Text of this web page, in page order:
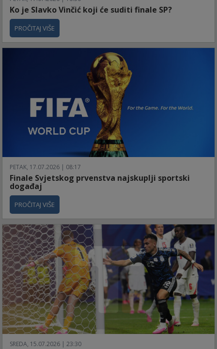
Ko je Slavko Vinčić koji će suditi finale SP?
PROČITAJ VIŠE
PETAK, 17.07.2026 | 08:17
Finale Svjetskog prvenstva najskuplji sportski
događaj
PROČITAJ VIŠE
SREDA, 15.07.2026 | 23:30